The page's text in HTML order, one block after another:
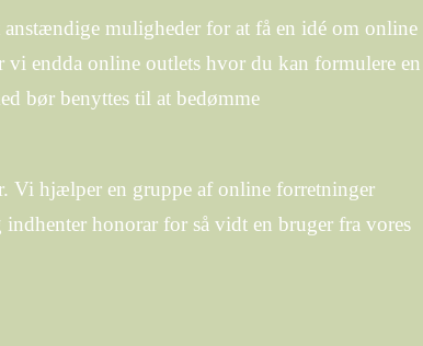
anstændige muligheder for at få en idé om online
vi endda online outlets hvor du kan formulere en
bør benyttes til at bedømme
Vi hjælper en gruppe af online forretninger
indhenter honorar for så vidt en bruger fra vores